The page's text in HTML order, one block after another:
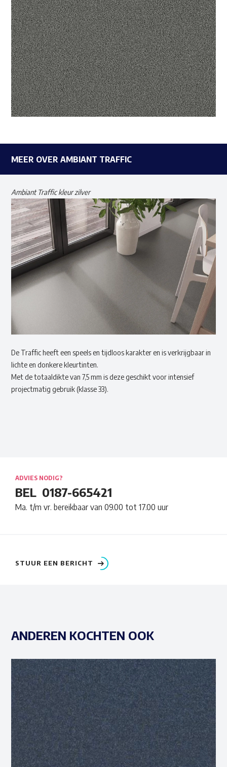
MEER OVER AMBIANT TRAFFIC
Ambiant Traffic kleur zilver
De Traffic heeft een speels en tijdloos karakter en is verkrijgbaar in
lichte en donkere kleurtinten.
Met de totaaldikte van 7,5 mm is deze geschikt voor intensief
projectmatig gebruik (klasse 33).
ADVIES NODIG?
BEL 0187-665421
Ma. t/m vr. bereikbaar van 09.00 tot 17.00 uur
STUUR EEN BERICHT
ANDEREN KOCHTEN OOK